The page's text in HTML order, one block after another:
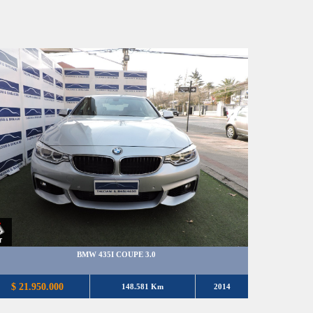
BMW 435I COUPE 3.0
$ 21.950.000 148.581 Km 2014